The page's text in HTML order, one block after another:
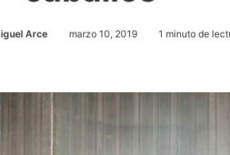
Arce marzo 10, 2019 1 minuto de